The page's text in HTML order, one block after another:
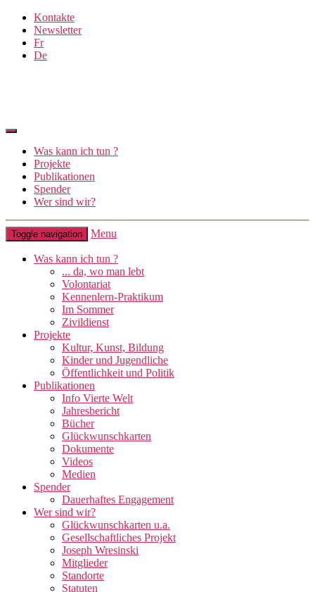
Kontakte
Newsletter
Fr
De
Was kann ich tun ?
Projekte
Publikationen
Spender
Wer sind wir?
Toggle navigation Menu
Was kann ich tun ?
... da, wo man lebt
Volontariat
Kennenlern-Praktikum
Im Sommer
Zivildienst
Projekte
Kultur, Kunst, Bildung
Kinder und Jugendliche
Öffentlichkeit und Politik
Publikationen
Info Vierte Welt
Jahresbericht
Bücher
Glückwunschkarten
Dokumente
Videos
Medien
Spender
Dauerhaftes Engagement
Wer sind wir?
Glückwunschkarten u.a.
Gesellschaftliches Projekt
Joseph Wresinski
Mitglieder
Standorte
Statuten